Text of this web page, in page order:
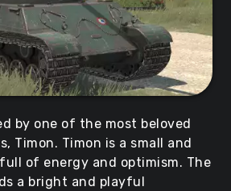
by one of the most beloved
Timon. Timon is a small and
of energy and optimism. The
a bright and playful